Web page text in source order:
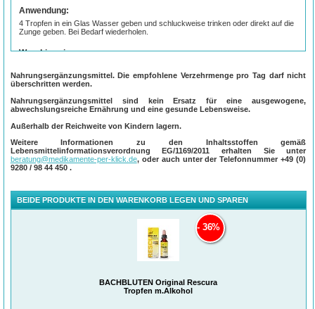
Anwendung:
4 Tropfen in ein Glas Wasser geben und schluckweise trinken oder direkt auf die
Zunge geben. Bei Bedarf wiederholen.
Warnhinweise:
eine Schwangerschaft planen oder an Allergien leiden.
Außerhalb der Reichweite von Kindern aufbewahren.
Inhalt:
bestehend aus den 5 Bachblüten Rock Rose (Gelbes Sonnenröschen), Clematis
(Kirschpflaume) und Star of Bethlehem (Doldiger Milchstern).
Nahrungsergänzungsmittel. Die empfohlene Verzehrmenge pro Tag darf nicht
überschritten werden.
Nahrungsergänzungsmittel sind kein Ersatz für eine ausgewogene,
abwechslungsreiche Ernährung und eine gesunde Lebensweise.
Außerhalb der Reichweite von Kindern lagern.
Weitere Informationen zu den Inhaltsstoffen gemäß
Lebensmittelinformationsverordnung EG/1169/2011 erhalten Sie unter
beratung@medikamente-per-klick.de, oder auch unter der Telefonnummer+49 (0)
9280 / 98 44 450 .
BEIDE PRODUKTE IN DEN WARENKORB LEGEN UND SPAREN
BACHBLÜTEN Original Rescura
Tropfen m.Alkohol
36%